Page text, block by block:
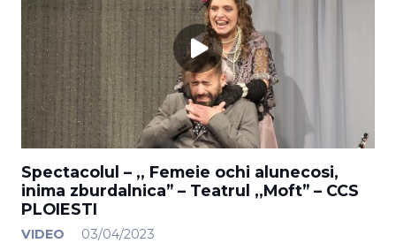
Spectacolul – ,, Femeie ochi alunecosi,
inima zburdalnica” – Teatrul ,,Moft” – CCS
PLOIESTI
VIDEO 03/04/2023